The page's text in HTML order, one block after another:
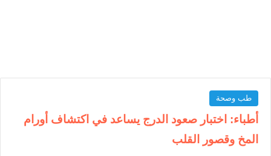
طب وصحة
أطباء: اختبار صعود الدرج يساعد في اكتشاف أورام
المخ وقصور القلب